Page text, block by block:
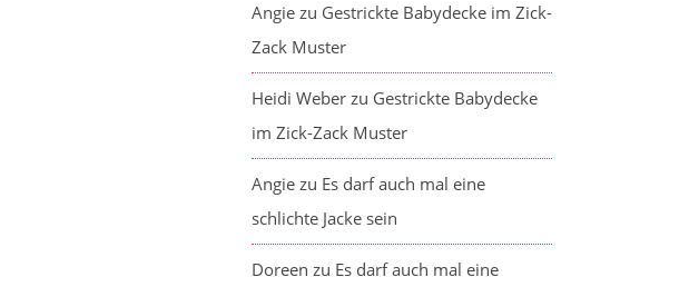
Angie zu Gestrickte Babydecke im Zick-
Zack Muster
Heidi Weber zu Gestrickte Babydecke
im Zick-Zack Muster
Angie zu Es darf auch mal eine
schlichte Jacke sein
Doreen zu Es darf auch mal eine